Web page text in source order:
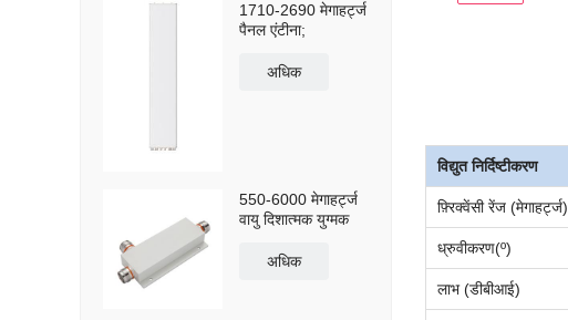
विद्युत निर्दिष्टीकरण
फ़्रिक्वेंसी रेंज (मेगाहर्ट्ज)
ध्रुवीकरण(º)
लाभ (डीबीआई)
1710-2690 मेगाहर्ट्ज
पैनल एंटीना;
अधिक
550-6000 मेगाहर्ट्ज
वायु दिशात्मक युग्मक
अधिक